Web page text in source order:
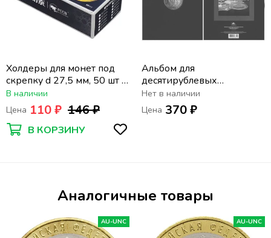
Холдеры для монет под
скрепку d 27,5 мм, 50 шт в
упаковке PCCB
В наличии
Цена 110 ₽ 146 ₽
В КОРЗИНУ
Альбом для
десятирублевых
биметаллических монет
России 2000-2022 (2
двора)
Нет в наличии
Цена 370 ₽
Аналогичные товары
AU-UNC AU-UNC